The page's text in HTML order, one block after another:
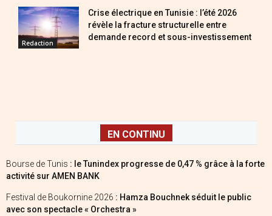
Redaction
Crise électrique en Tunisie : l’été 2026
révèle la fracture structurelle entre
demande record et sous-investissement
EN CONTINU
Bourse de Tunis : le Tunindex progresse de 0,47 % grâce à la forte
activité sur AMEN BANK
Festival de Boukornine 2026 : Hamza Bouchnek séduit le public
avec son spectacle « Orchestra »